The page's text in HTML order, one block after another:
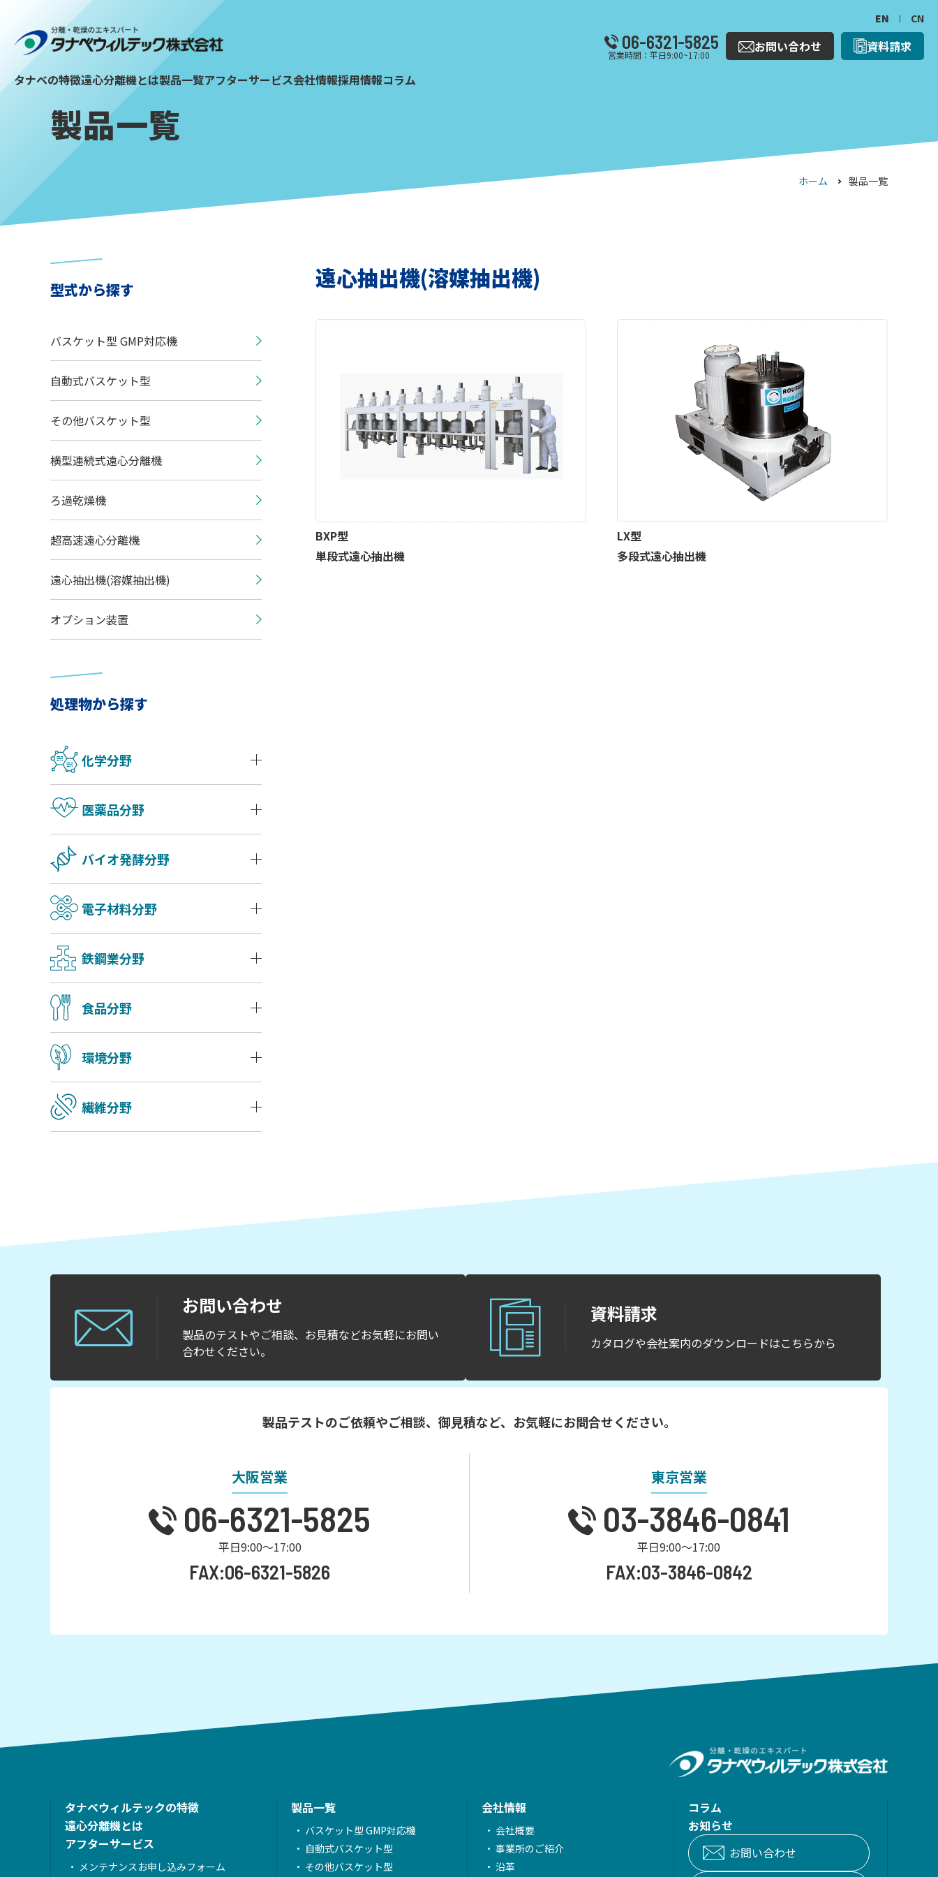
EN CN
タナベの特徴遠心分離機とは製品一覧アフターサービス会社情報採用情報コラム
06-6321-5825
営業時間：平日9:00~17:00
お問い合わせ 資料請求
製品一覧
ホーム 製品一覧
遠心抽出機(溶媒抽出機)
BXP型
単段式遠心抽出機
LX型
多段式遠心抽出機
型式から探す
バスケット型 GMP対応機
自動式バスケット型
その他バスケット型
横型連続式遠心分離機
ろ過乾燥機
超高速遠心分離機
遠心抽出機(溶媒抽出機)
オプション装置
処理物から探す
化学分野
医薬品分野
バイオ発酵分野
電子材料分野
鉄鋼業分野
食品分野
環境分野
繊維分野
お問い合わせ
製品のテストやご相談、お見積などお気軽にお問い
合わせください。
資料請求
カタログや会社案内のダウンロードはこちらから
製品テストのご依頼やご相談、御見積など、お気軽にお問合せください。
大阪営業
06-6321-5825
平日9:00～17:00
FAX:06-6321-5826
東京営業
03-3846-0841
平日9:00～17:00
FAX:03-3846-0842
タナベウィルテックの特徴
遠心分離機とは
アフターサービス
メンテナンスお申し込みフォーム
製品一覧
バスケット型 GMP対応機
自動式バスケット型
その他バスケット型
会社情報
会社概要
事業所のご紹介
沿革
コラム
お知らせ
お問い合わせ